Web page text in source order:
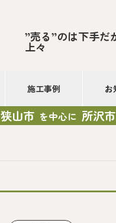
”売る”のは下手だ
上々
施工事例 お
狭山市 を中心に 所沢市